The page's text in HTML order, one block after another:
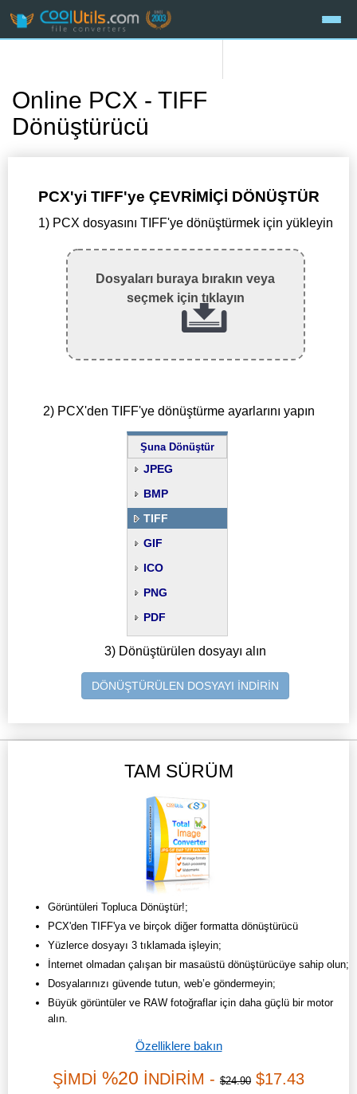
Online PCX - TIFF
Dönüştürücü
PCX'yi TIFF'ye ÇEVRİMİÇİ DÖNÜŞTÜR
1) PCX dosyasını TIFF'ye dönüştürmek için yükleyin
Dosyaları buraya bırakın veya
seçmek için tıklayın
2) PCX'den TIFF'ye dönüştürme ayarlarını yapın
Şuna Dönüştür
JPEG
BMP
TIFF
GIF
ICO
PNG
PDF
3) Dönüştürülen dosyayı alın
DÖNÜŞTÜRÜLEN DOSYAYI İNDİRİN
TAM SÜRÜM
Görüntüleri Topluca Dönüştür!;
PCX'den TIFF'ya ve birçok diğer formatta dönüştürücü
Yüzlerce dosyayı 3 tıklamada işleyin;
İnternet olmadan çalışan bir masaüstü dönüştürücüye sahip olun;
Dosyalarınızı güvende tutun, web’e göndermeyin;
Büyük görüntüler ve RAW fotoğraflar için daha güçlü bir motor
alın.
Özelliklere bakın
ŞİMDİ %20 İNDİRİM - $24.90 $17.43